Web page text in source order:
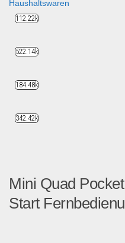
Haushaltswaren
Mini Quad
Start
112.22k
522.14k
184.48k
342.42k